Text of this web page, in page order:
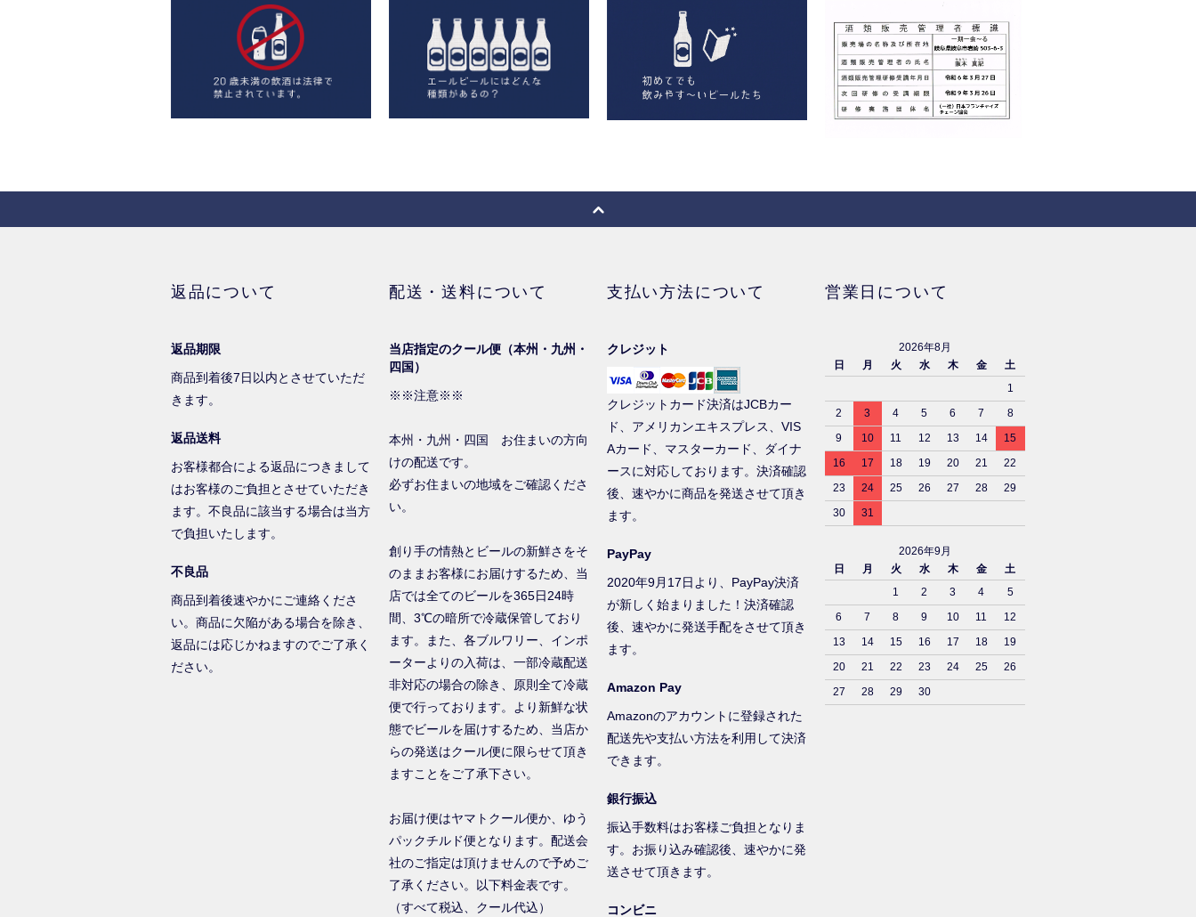
返品について
返品期限
商品到着後7日以内とさせていただ
きます。
返品送料
お客様都合による返品につきまして
はお客様のご負担とさせていただき
ます。不良品に該当する場合は当方
で負担いたします。
不良品
商品到着後速やかにご連絡くださ
い。商品に欠陥がある場合を除き、
返品には応じかねますのでご了承く
ださい。
配送・送料について
当店指定のクール便（本州・九州・
四国）
※※注意※※
本州・九州・四国 お住まいの方向
けの配送です。
必ずお住まいの地域をご確認くださ
い。
創り手の情熱とビールの新鮮さをそ
のままお客様にお届けするため、当
店では全てのビールを365日24時
間、3℃の暗所で冷蔵保管しており
ます。また、各ブルワリー、インポ
ーターよりの入荷は、一部冷蔵配送
非対応の場合の除き、原則全て冷蔵
便で行っております。より新鮮な状
態でビールを届けするため、当店か
らの発送はクール便に限らせて頂き
ますことをご了承下さい。
お届け便はヤマトクール便か、ゆう
パックチルド便となります。配送会
社のご指定は頂けませんので予めご
了承ください。以下料金表です。
（すべて税込、クール代込）
支払い方法について
クレジット
クレジットカード決済はJCBカー
ド、アメリカンエキスプレス、VIS
Aカード、マスターカード、ダイナ
ースに対応しております。決済確認
後、速やかに商品を発送させて頂き
ます。
PayPay
2020年9月17日より、PayPay決済
が新しく始まりました！決済確認
後、速やかに発送手配をさせて頂き
ます。
Amazon Pay
Amazonのアカウントに登録された
配送先や支払い方法を利用して決済
できます。
銀行振込
振込手数料はお客様ご負担となりま
す。お振り込み確認後、速やかに発
送させて頂きます。
コンビニ
営業日について
2026年8月
日
月 火 水 木 金
土
1
2
3 4 5 6 7
8
9
10 11 12 13 14
15
16
17 18 19 20 21
22
23
24 25 26 27 28
29
30
31
2026年9月
日
月 火 水 木 金
土
1
2 3 4
5
6
7 8 9 10 11
12
13
14 15 16 17 18
19
20
21 22 23 24 25
26
27
28 29 30